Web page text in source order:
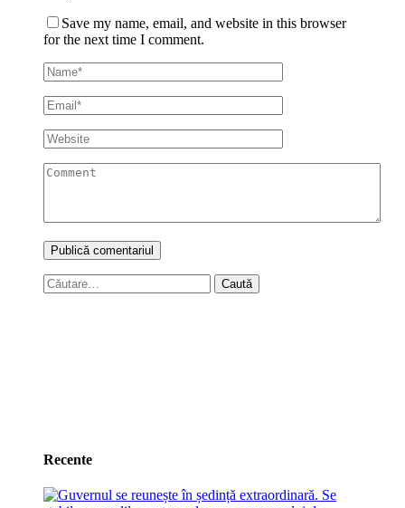
Save my name, email, and website in this browser
for the next time I comment.
Caută
după:
Recente